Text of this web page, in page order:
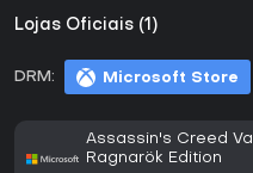
Lojas Oficiais (1)
DRM: Microsoft Store
Assassin's Creed
Ragnarök Edition